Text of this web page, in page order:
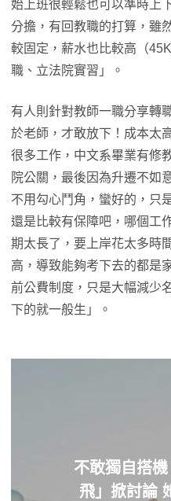
始上班很輕鬆也可以準時上
分擔，有回教職的打算，雖
較固定，薪水也比較高（
職、立法院實習」。
有人則針對教師一職分享轉
於老師，才敢放下！成本太
很多工作，中文系畢業有修
院公關，最後因為升遷不如
不用勾心鬥角，蠻好的，只
還是比較有保障吧，哪個工
期太長了，要上岸花太多時
高，導致能夠考下去的都是
前公費制度，只是大幅減少
下的就一般生」。
不敢獨自搭
飛」掀討論